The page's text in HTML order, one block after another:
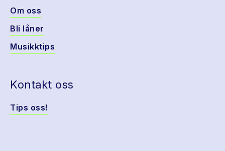
Om oss
Bli låner
Musikktips
Kontakt oss
Tips oss!